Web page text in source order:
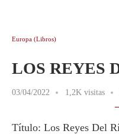
Europa (Libros)
LOS REYES
03/04/2022 1,2K visitas
Título: Los Reyes Del